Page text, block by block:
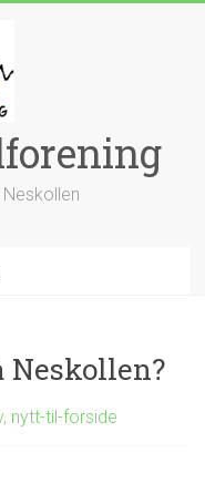
, nytt-til-forside